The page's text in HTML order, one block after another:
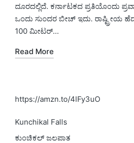
ದೂರದಲ್ಲಿದೆ. ಕರ್ನಾಟಕದ ಪ್ರತಿಯೊಂದು
ಒಂದು ಸುಂದರ ಬೀಚ್ ಇದು. ರಾಷ್ಟ್ರೀಯ
100 ಮೀಟರ್…
Read More
https://amzn.to/4lFy3uO
Kunchikal Falls
ಕುಂಚಿಕಲ್ ಜಲಪಾತ